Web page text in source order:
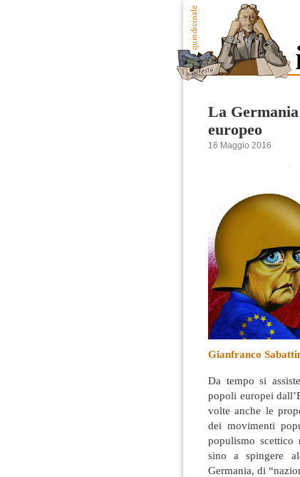
La
europeo
16 Maggio 2016
Gianfranco
Da tempo si
popoli europei
volte anche le
dei movimenti
populismo scettico
sino a spingere
Germania, di